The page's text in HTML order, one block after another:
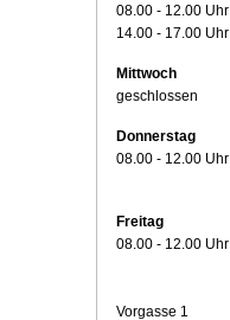
08.00 - 12.00 Uhr
14.00 - 17.00 Uhr
Mittwoch
geschlossen
Donnerstag
08.00 - 12.00 Uhr
Freitag
08.00 - 12.00 Uhr
Vorgasse 1